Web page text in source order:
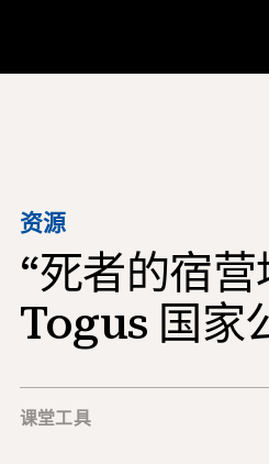
教师资源
课堂工具
研究所
教学研究技能
为 NHD 学生提供建议
资源
“死者的宿营
Togus 国家
课堂工具